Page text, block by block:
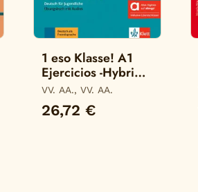
1 eso Klasse! A1
Ejercicios -Hybride
Allango-
VV. AA., VV. AA.
26,72 €